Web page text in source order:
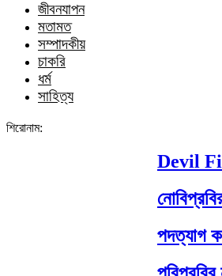
জীবনযাপন
মতামত
সম্পাদকীয়
চাকরি
ধর্ম
সাহিত্য
শিরোনাম:
Devil
নোবিপ্রবির
পদত্যাগ